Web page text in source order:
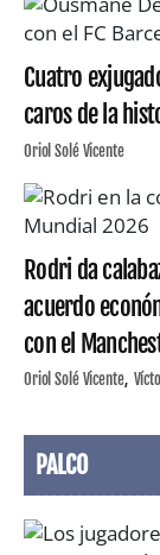
Cuatro
caros de la
Oriol Solé Vicente
Rodri da
acuerdo
con el
Oriol Solé Vicente
PALCO